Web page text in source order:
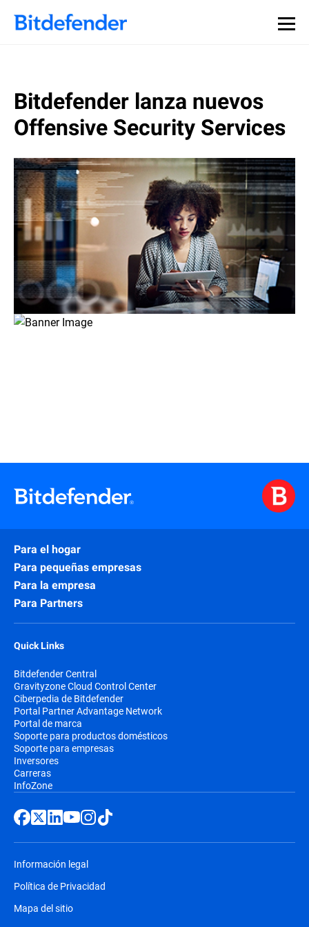
Bitdefender lanza nuevos
Offensive Security Services
Para el hogar
Para pequeñas empresas
Para la empresa
Para Partners
Quick Links
Bitdefender Central
Gravityzone Cloud Control Center
Ciberpedia de Bitdefender
Portal Partner Advantage Network
Portal de marca
Soporte para productos domésticos
Soporte para empresas
Inversores
Carreras
InfoZone
Información legal
Política de Privacidad
Mapa del sitio